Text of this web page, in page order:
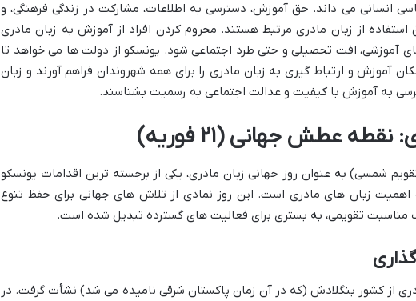
انسانی می داند. حق آموزش، دسترسی به اطلاعات، مشارکت در زندگی فرهنگی، و
از زبان مادری مرتبط هستند. محروم کردن افراد از آموزش به زبان مادری
آموزشی، افت تحصیلی و حتی طرد اجتماعی شود. یونسکو از دولت ها می خواهد تا
آموزش و ارتباط گیری به زبان مادری را برای همه شهروندان فراهم آورند و زبان
به آموزش با کیفیت و عدالت اجتماعی به رسمیت بشناسند.
عطش جهانی (۲۱ فوریه)
فوریه (۳ اسفند در تقویم شمسی) به عنوان روز جهانی زبان مادری، یکی از برجسته ترین اقدامات یونسکو
اهمیت زبان های مادری است. این روز نمادی از تلاش های جهانی برای حفظ تنوع
مناسبت تقویمی، به بستری برای فعالیت های گسترده تبدیل شده است.
از کشور بنگلادش (که در آن زمان پاکستان شرقی نامیده می شد) نشأت گرفت. در